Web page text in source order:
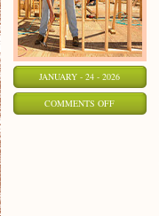
JANUARY - 24 - 2026
COMMENTS OFFON